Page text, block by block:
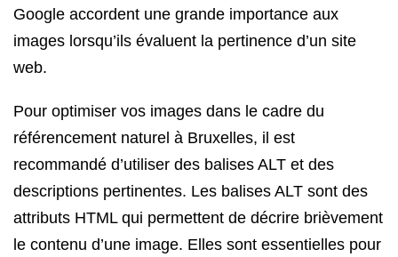
Google accordent une grande importance aux
images lorsqu’ils évaluent la pertinence d’un site
web.
Pour optimiser vos images dans le cadre du
référencement naturel à Bruxelles, il est
recommandé d’utiliser des balises ALT et des
descriptions pertinentes. Les balises ALT sont des
attributs HTML qui permettent de décrire brièvement
le contenu d’une image. Elles sont essentielles pour